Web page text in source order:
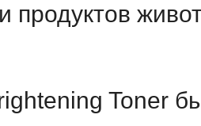
продуктов
Toner